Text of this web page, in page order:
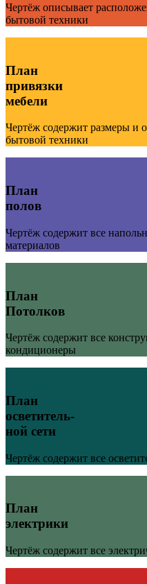
Чертёж описывает
бытовой техники
План
привязки
мебели
Чертёж содержит размеры и
бытовой техники
План
полов
Чертёж содержит все
материалов
План
Потолков
Чертёж содержит все
кондиционеры
План
осветитель-
ной сети
Чертёж содержит все
План
электрики
Чертёж содержит все